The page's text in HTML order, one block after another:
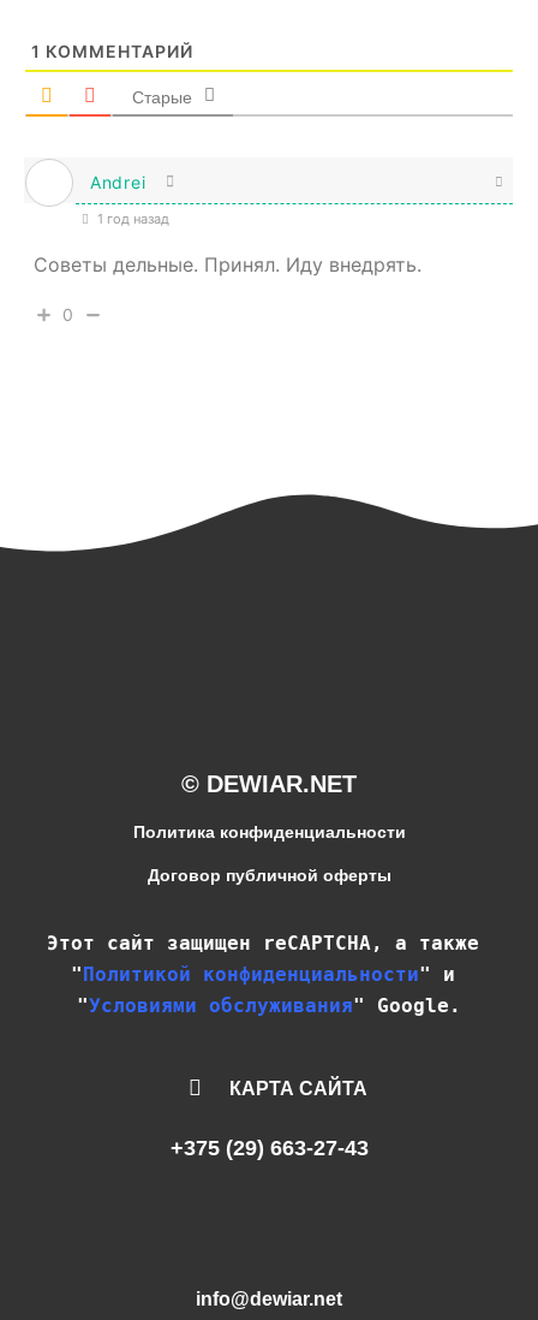
1 КОММЕНТАРИЙ
Старые
Andrei
1 год назад
Советы дельные. Принял. Иду внедрять.
0
© DEWIAR.NET
Политика конфиденциальности
Договор публичной оферты
Этот сайт защищен reCAPTCHA, а также
"Политикой конфиденциальности" и
"Условиями обслуживания" Google.
КАРТА САЙТА
+375 (29) 663-27-43
info@dewiar.net